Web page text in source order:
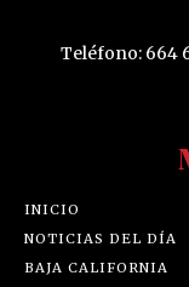
Teléfono: 664
INICIO
NOTICIAS DEL DÍA
BAJA CALIFORNIA